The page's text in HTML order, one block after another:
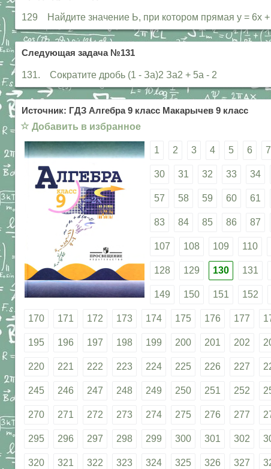
129 Найдите значение Ь, при котором прямая у = 6х +
Следующая задача №131
131. Сократите дробь (1 - За)2 За2 + 5а - 2
Источник: ГДЗ Алгебра 9 класс Макарычев 9 класс
☆ Добавить в избранное
1 2 3 4 5 6 7
30 31 32 33 34
57 58 59 60 61
83 84 85 86 87
107 108 109 110
128 129 130 131
149 150 151 152
170 171 172 173 174 175 176 177
195 196 197 198 199 200 201 202
220 221 222 223 224 225 226 227
245 246 247 248 249 250 251 252
270 271 272 273 274 275 276 277
295 296 297 298 299 300 301 302
320 321 322 323 324 325 326 327